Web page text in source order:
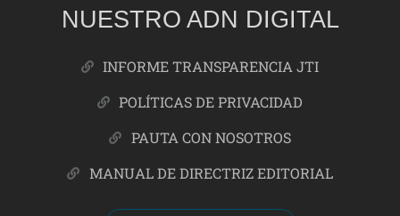
NUESTRO ADN DIGITAL
INFORME TRANSPARENCIA JTI
POLÍTICAS DE PRIVACIDAD
PAUTA CON NOSOTROS
MANUAL DE DIRECTRIZ EDITORIAL